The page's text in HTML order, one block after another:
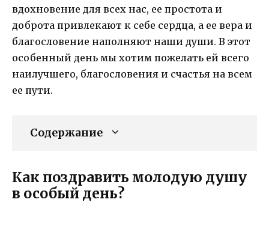
вдохновение для всех нас, ее простота и
доброта привлекают к себе сердца, а ее вера и
благословение наполняют наши души. В этот
особенный день мы хотим пожелать ей всего
наилучшего, благословения и счастья на всем
ее пути.
Содержание
Как поздравить молодую душу
в особый день?